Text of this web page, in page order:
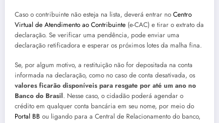
Caso o contribuinte não esteja na lista, deverá entrar no Centro
Virtual de Atendimento ao Contribuinte (e-CAC) e tirar o extrato da
declaração. Se verificar uma pendência, pode enviar uma
declaração retificadora e esperar os próximos lotes da malha fina.
Se, por algum motivo, a restituição não for depositada na conta
informada na declaração, como no caso de conta desativada, os
valores ficarão disponíveis para resgate por até um ano no
Banco do Brasil. Nesse caso, o cidadão poderá agendar o
crédito em qualquer conta bancária em seu nome, por meio do
Portal BB ou ligando para a Central de Relacionamento do banco,